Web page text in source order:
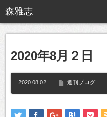
2020年8月２日
2020.08.02 週刊ブログ